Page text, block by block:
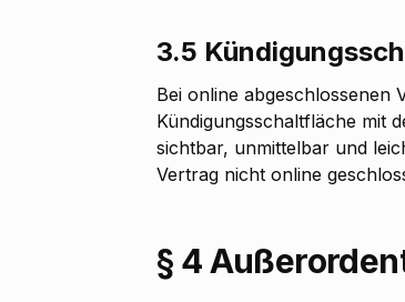
3.5
Bei online abgeschlossenen
Kündigungsschaltfläche mit
sichtbar, unmittelbar und
Vertrag nicht online
§ 4